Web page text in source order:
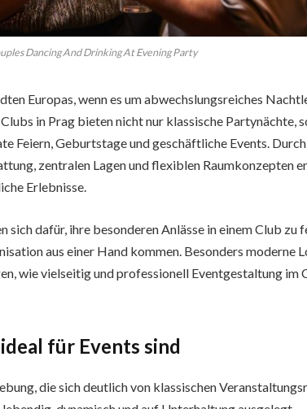
Dancing And Drinking At Evening Party
Europas, wenn es um abwechslungsreiches
in Prag bieten nicht nur klassische Partynächte,
Feiern, Geburtstage und geschäftliche Events.
zentralen Lagen und flexiblen Raumkonzepten
Erlebnisse.
sich dafür, ihre besonderen Anlässe in einem Club zu
aus einer Hand kommen. Besonders moderne
wie vielseitig und professionell Eventgestaltung im
für Events sind
die sich deutlich von klassischen